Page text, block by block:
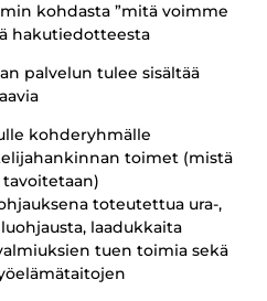
kohdasta ”mitä voimme
hakutiedotteesta
palvelun tulee sisältää
kohderyhmälle
toimet (mistä
toteutettua ura-,
laadukkaita
tuen toimia sekä